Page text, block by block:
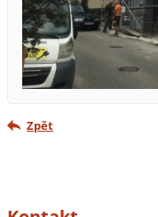
Zpět